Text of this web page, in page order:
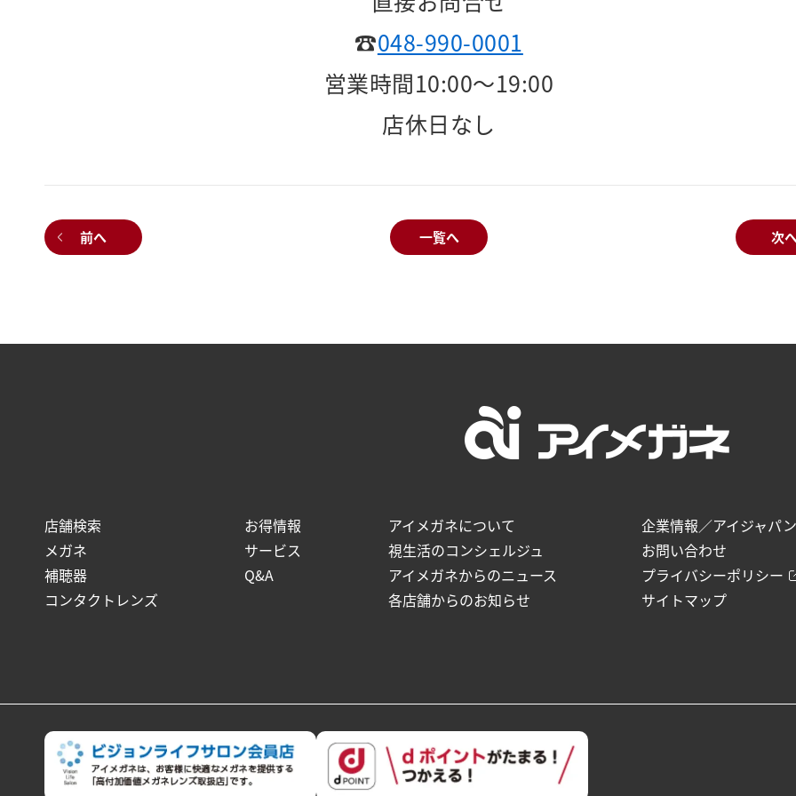
☎048-990-0001
営業時間10:00～19:00
店休日なし
前へ 一覧へ 次
店舗検索
メガネ
補聴器
コンタクトレンズ
お得情報
サービス
Q&A
アイメガネについて
視生活のコンシェルジュ
アイメガネからのニュース
各店舗からのお知らせ
企業情報／アイジャパン
お問い合わせ
プライバシーポリシー
サイトマップ